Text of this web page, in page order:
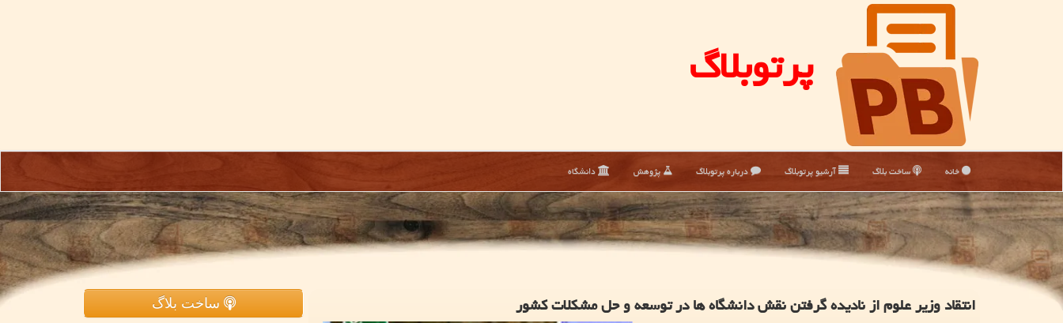
پرتوبلاگ
خانه ساخت بلاگ آرشیو پرتوبلاگ درباره پرتوبلاگ پژوهش دانشگاه
انتقاد وزیر علوم از نادیده گرفتن نقش دانشگاه ها در توسعه و حل مشکلات کشور ساخت بلاگ